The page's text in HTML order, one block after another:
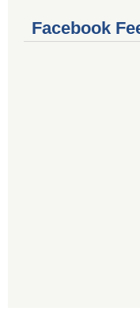
Facebook